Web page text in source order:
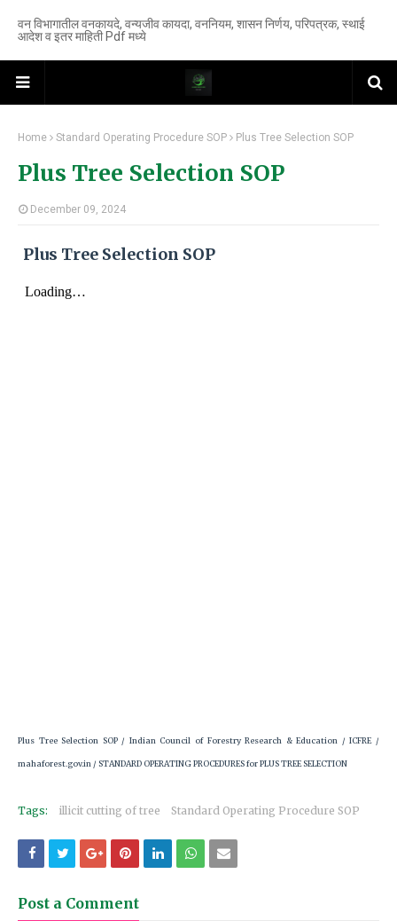
वन विभागातील वनकायदे, वन्यजीव कायदा, वननियम, शासन निर्णय, परिपत्रक, स्थाई
आदेश व इतर माहिती Pdf मध्ये
Home Standard Operating Procedure SOP Plus Tree Selection SOP
Plus Tree Selection SOP
December 09, 2024
Plus Tree Selection SOP
Plus Tree Selection SOP / Indian Council of Forestry Research & Education / ICFRE /
mahaforest.gov.in / STANDARD OPERATING PROCEDURES for PLUS TREE SELECTION
Tags: illicit cutting of tree Standard Operating Procedure SOP
Post a Comment